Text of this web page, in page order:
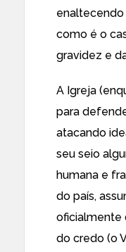
enaltecendo
como é o
gravidez e
A Igreja
para
atacando
seu seio
humana e
do país,
oficialmente
do credo (o